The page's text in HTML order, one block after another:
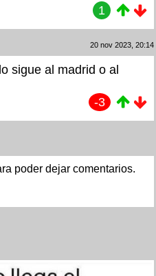
1
20 nov 2023, 20:14
sigue al madrid o al
-3
poder dejar comentarios.